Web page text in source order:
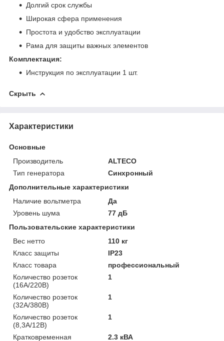
Долгий срок службы
Широкая сфера применения
Простота и удобство эксплуатации
Рама для защиты важных элементов
Комплектация:
Инструкция по эксплуатации 1 шт.
Скрыть
Характеристики
Основные
Производитель
ALTECO
Тип генератора
Синхронный
Дополнительные характеристики
Наличие вольтметра
Да
Уровень шума
77 дБ
Пользовательские характеристики
Вес нетто
110 кг
Класс защиты
IP23
Класс товара
профессиональный
Количество розеток
(16А/220В)
1
Количество розеток
(32А/380В)
1
Количество розеток
(8,3А/12В)
1
Кратковременная
2.3 кВА